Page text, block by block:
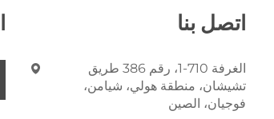
اتصل بنا
الغرفة 710-1، رقم 386 طريق
تشيشان، منطقة هولي، شيامن،
فوجيان، الصين